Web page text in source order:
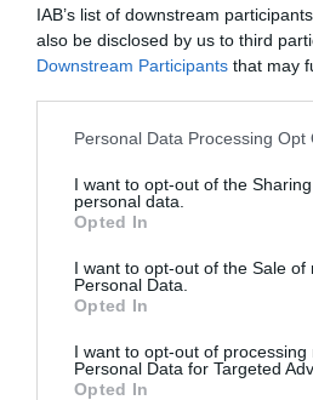
IAB’s list of downstream
also be disclosed by us to third
Downstream Participants that may
Personal Data Processing Opt
I want to opt-out of the
personal data.
Opted In
I want to opt-out of the Sale of
Personal Data.
Opted In
I want to opt-out of processing
Personal Data for Targeted
Opted In
Duin Sports
2Playbook Club 2P